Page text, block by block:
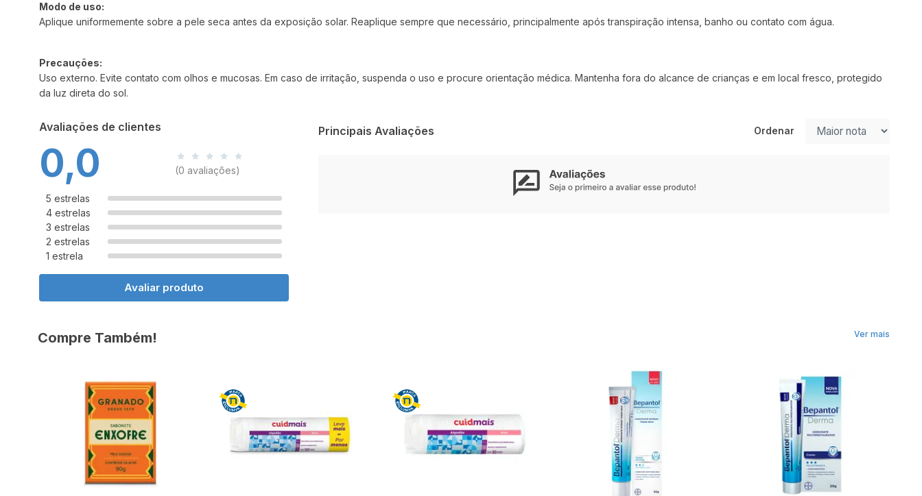
Modo de uso:
Aplique uniformemente sobre a pele seca antes da exposição solar. Reaplique sempre que necessário, principalmente após transpiração intensa, banho ou contato com água.
Precauções:
Uso externo. Evite contato com olhos e mucosas. Em caso de irritação, suspenda o uso e procure orientação médica. Mantenha fora do alcance de crianças e em local fresco, protegido
da luz direta do sol.
Avaliações de clientes
0,0 (0 avaliações)
5 estrelas
4 estrelas
3 estrelas
2 estrelas
1 estrela
Avaliar produto
Principais Avaliações Ordenar
Ver mais
Compre Também!